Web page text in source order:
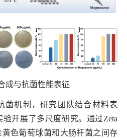
成与抗菌性能表征
菌机制，研究团队结合材料表
开展了多尺度研究。通过Zeta
色葡萄球菌和大肠杆菌之间存